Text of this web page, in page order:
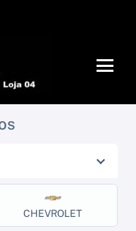
CHEVROLET